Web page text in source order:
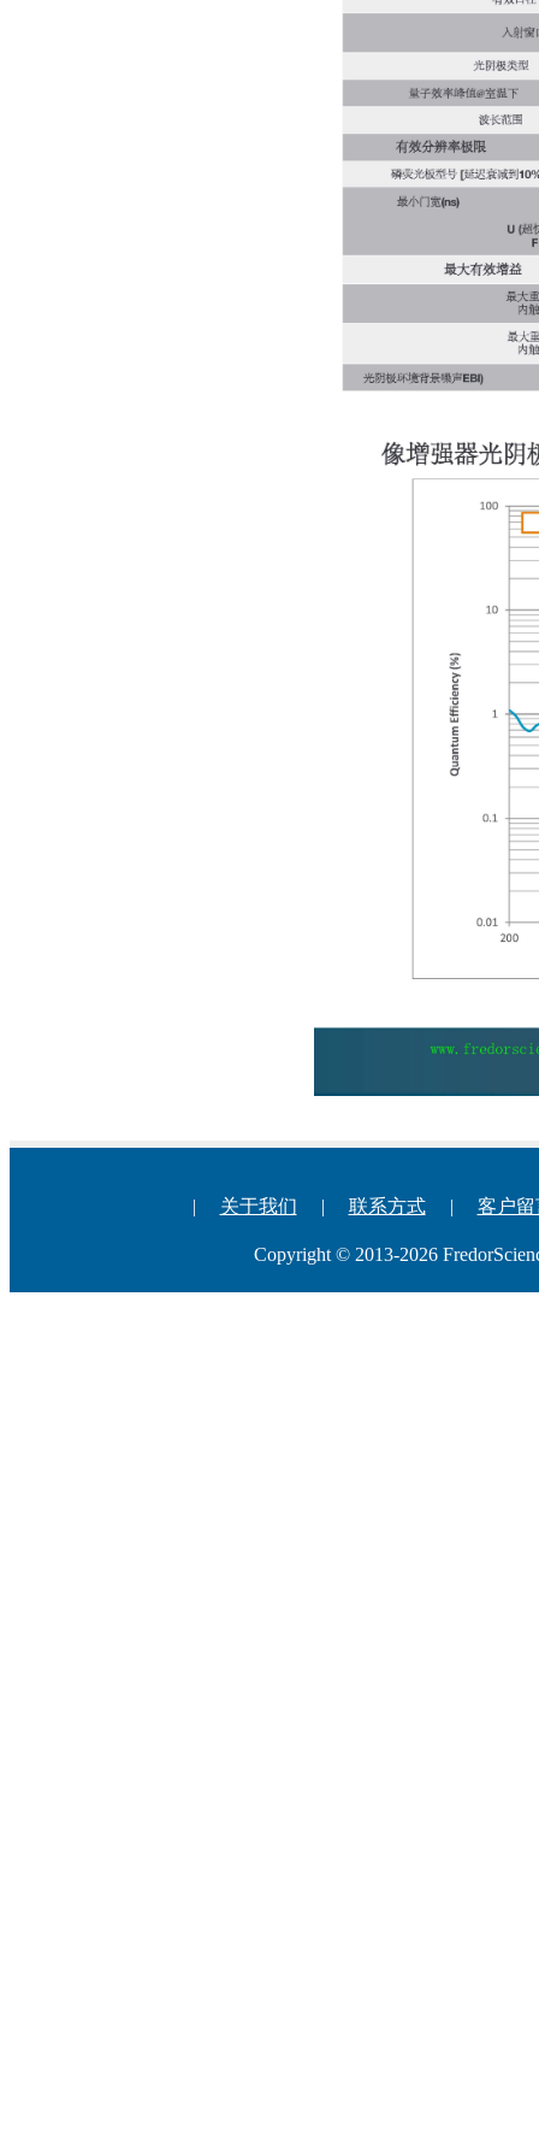
| 关于我们 | 联系方式 | 客户留
Copyright © 2013-2026